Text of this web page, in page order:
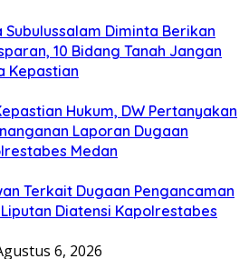
Subulussalam Diminta Berikan
10 Bidang Tanah Jangan
Kepastian
Hukum, DW Pertanyakan
Laporan Dugaan
Medan
Terkait Dugaan Pengancaman
Diatensi Kapolrestabes
6, 2026